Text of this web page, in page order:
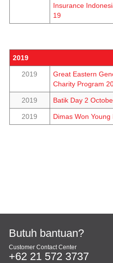
Insurance
19
2019
2019
Great Eastern
Charity Program
2019 Batik Day 2
2019 Dimas Won
Butuh bantuan?
Customer Contact Center
+62 21 572 3737